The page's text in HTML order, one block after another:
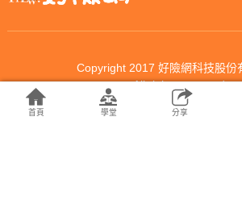
Copyright 2017 好險網科技股份
All rights reserved.